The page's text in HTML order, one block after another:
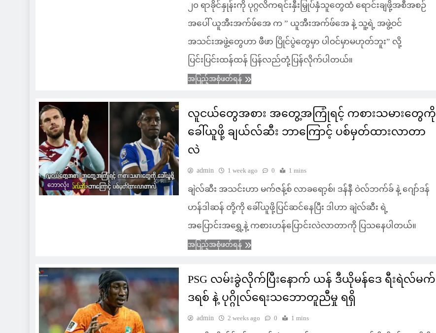
၂၀ ရာခိုင်နှုန်းကို ပုဂ္ဂလိကရင်းနှီးမြှုပ်နှံသူတွေထံ ရောင်းချဖို့အစီအစဉ်
အပေါ် ယူအီးအက်ဖ်အေ က ” ယူအီးအက်ဖ်အေ နဲ့ သူ့ရဲ့ အဖွဲ့ဝင်
အသင်းအဖွဲ့တွေဟာ ဖီဖာ ပြိုင်ပွဲတွေမှာ ပါဝင်မှာမဟုတ်ဘူး” လို့
ပြင်းပြင်းထန်ထန် ပြန်လည်တုံ့ပြန်လိုက်ပါတယ်။
အပြည့်အစုံဖတ်ရန်
ဘောလုံး
လူငယ်တွေအစား အတွေ့အကြုံရင့် ကစားသမားတွေကို
ခေါ်ယူဖို့ ချယ်လ်ဆီး ဘာကြောင့် ပစ်မှတ်ထားလာတာ
လဲ
admin 1 week ago 0 1 mins
ချဲလ်ဆီး အသင်းဟာ မက်ဇန့်စ် လာခရော့စ်၊ ဒန်နီ ဝဲလ်ဘက်ခ် နဲ့ ဂျော်ဒန်
ဟန်ဒါဆန် တို့ကို ခေါ်ယူဖို့ပြင်ဆင်နေပြီး ဒါဟာ ချဲလ်ဆီး ရဲ့
အပြောင်းအရွှေ့နဲ့ ကစားဟန်ပြောင်းလဲလာတာကို ပြသနေပါတယ်။
အပြည့်အစုံဖတ်ရန်
PSG လမ်းခွဲလိုက်ပြီးနောက် ယန် ဒီယိုမန်ဒေ ရီးရဲလ်မက်
ဒရစ် နဲ့ ပုဂ္ဂိုလ်ရေးသဘောတူညီမှု ရရှိ
admin 2 weeks ago 0 1 mins